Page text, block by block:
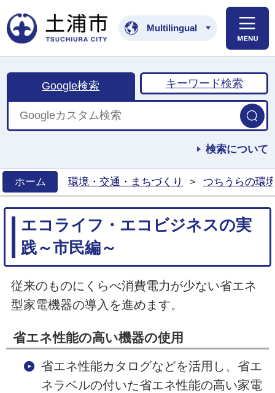
土浦市公式ホームペ
Multilingual
Google検索 キーワード検索
検索について
ホーム
環境・交通・まちづくり > つちうらの環
エコライフ・エコビジネスの実
践～市民編～
従来のものにくらべ消費電力が少ない省エネ
型家電機器の導入を進めます。
省エネ性能の高い機器の使用
省エネ性能カタログなどを活用し、省エ
ネラベルの付いた省エネ性能の高い家電